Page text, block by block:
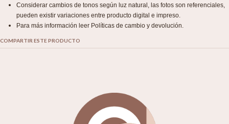
Considerar cambios de tonos según luz natural, las fotos son referenciales,
pueden existir variaciones entre producto digital e impreso.
Para más información leer Políticas de cambio y devolución.
COMPARTIR ESTE PRODUCTO